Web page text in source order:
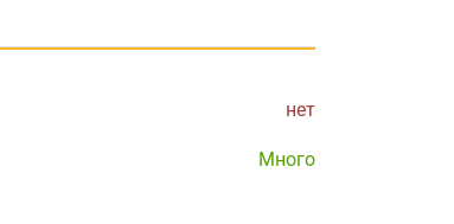
нет
Много